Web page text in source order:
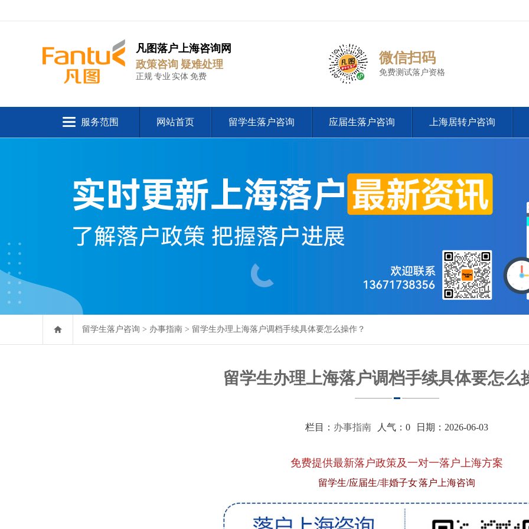
凡图落户上海咨询网
政策咨询 疑难处理
正规 专业 实体 免费
微信扫码
免费测试落户资格
服务范围 网站首页 留学生落户咨询 应届生落户咨询 上海居转户咨询
留学生落户咨询 > 办事指南 > 留学生办理上海落户调档手续具体要怎么操作？
留学生办理上海落户调档手续具体要怎么
栏目： 办事指南 人气： 0 日期：2026-06-03
免费提供最新落户政策及一对一落户上海方案
留学生/应届生/非婚子女 落户上海咨询